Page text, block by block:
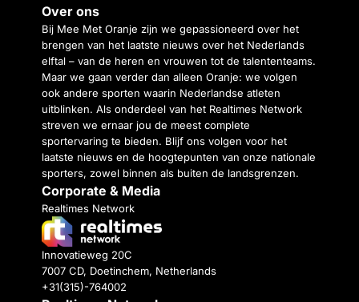
Over ons
Bij Mee Met Oranje zijn we gepassioneerd over het
brengen van het laatste nieuws over het Nederlands
elftal – van de heren en vrouwen tot de talententeams.
Maar we gaan verder dan alleen Oranje: we volgen
ook andere sporten waarin Nederlandse atleten
uitblinken. Als onderdeel van het Realtimes Network
streven we ernaar jou de meest complete
sportervaring te bieden. Blijf ons volgen voor het
laatste nieuws en de hoogtepunten van onze nationale
sporters, zowel binnen als buiten de landsgrenzen.
Corporate & Media
Realtimes Network
Innovatieweg 20C
7007 CD, Doetinchem, Netherlands
+31(315)-764002